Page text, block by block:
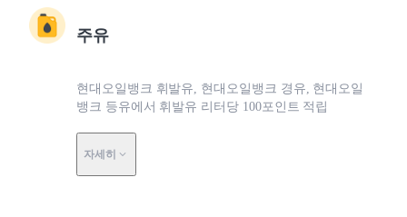
주유
현대오일뱅크 휘발유, 현대오일뱅크 경유, 현대오일
뱅크 등유에서 휘발유 리터당 100포인트 적립
자세히